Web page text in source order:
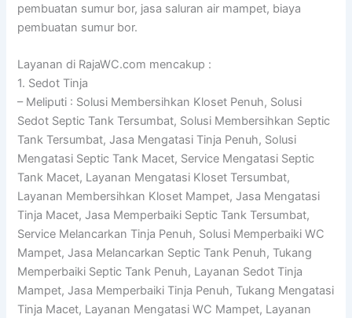
pembuatan sumur bor, jasa saluran air mampet, biaya
pembuatan sumur bor.
Layanan di RajaWC.com mencakup :
1. Sedot Tinja
– Meliputi : Solusi Membersihkan Kloset Penuh, Solusi
Sedot Septic Tank Tersumbat, Solusi Membersihkan Septic
Tank Tersumbat, Jasa Mengatasi Tinja Penuh, Solusi
Mengatasi Septic Tank Macet, Service Mengatasi Septic
Tank Macet, Layanan Mengatasi Kloset Tersumbat,
Layanan Membersihkan Kloset Mampet, Jasa Mengatasi
Tinja Macet, Jasa Memperbaiki Septic Tank Tersumbat,
Service Melancarkan Tinja Penuh, Solusi Memperbaiki WC
Mampet, Jasa Melancarkan Septic Tank Penuh, Tukang
Memperbaiki Septic Tank Penuh, Layanan Sedot Tinja
Mampet, Jasa Memperbaiki Tinja Penuh, Tukang Mengatasi
Tinja Macet, Layanan Mengatasi WC Mampet, Layanan